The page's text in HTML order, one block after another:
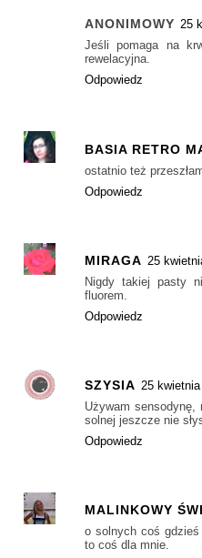
ANONIMOWY 25
Jeśli pomaga na
rewelacyjna.
Odpowiedz
BASIA RETRO
ostatnio też
Odpowiedz
MIRAGA 25
Nigdy takiej pasty
fluorem.
Odpowiedz
SZYSIA 25
Używam
solnej jeszcze nie
Odpowiedz
MALINKOWY
o solnych coś gdzieś
to coś dla mnie.